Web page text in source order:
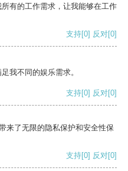
有的工作需求，让我能够在工作
支持[0] 反对[0]
我不同的娱乐需求。
支持[0] 反对[0]
来了无限的隐私保护和安全性保
支持[0] 反对[0]